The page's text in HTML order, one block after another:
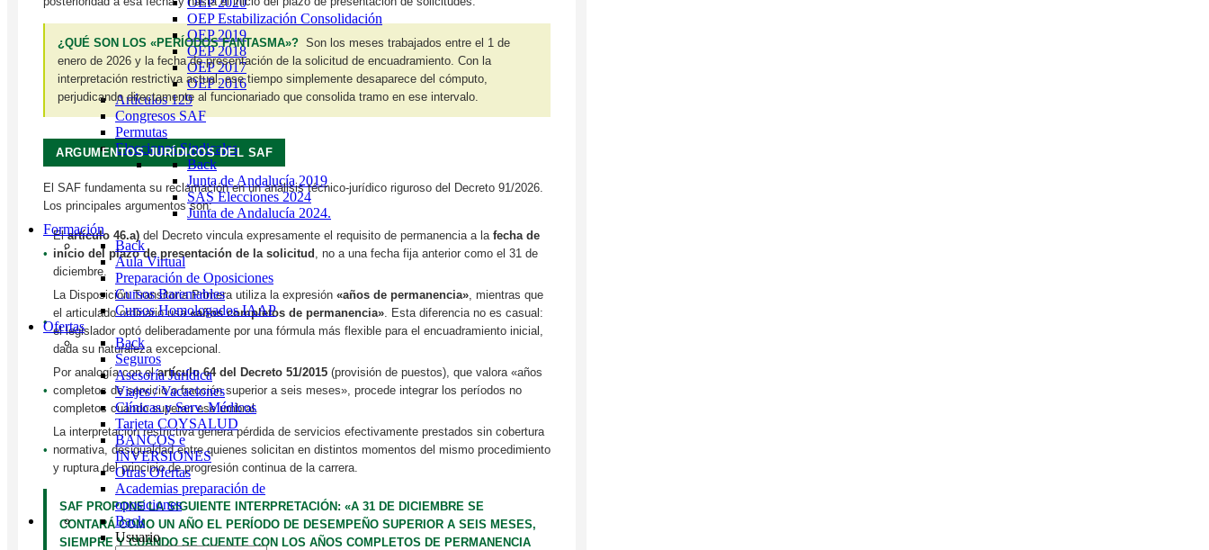
OEP Estabilización Consolidación
OEP 2019
OEP 2018
OEP 2017
OEP 2016
Artículos 129
Congresos SAF
Permutas
Elecciones Sindicales
Back
Junta de Andalucía 2019
SAS Elecciones 2024
Junta de Andalucía 2024.
Formación
Back
Aula Virtual
Preparación de Oposiciones
Cursos Baremables
Cursos Homologados IAAP
Ofertas
Back
Seguros
Asesoría Jurídica
Viajes / Vacaciones
Clínicas y Serv. Médicos
Tarjeta COYSALUD
BANCOS e
INVERSIONES
Otras Ofertas
Academias preparación de
oposiciones
Back
Usuario
¿QUÉ SON LOS «PERÍODOS FANTASMA»? Son los meses trabajados entre el 1 de
enero de 2026 y la fecha de presentación de la solicitud de encuadramiento. Con la
interpretación restrictiva actual, ese tiempo simplemente desaparece del cómputo,
perjudicando directamente al funcionariado que consolida tramo en ese intervalo.
ARGUMENTOS JURÍDICOS DEL SAF
El SAF fundamenta su reclamación en un análisis técnico-jurídico riguroso del Decreto 91/2026.
Los principales argumentos son:
•
Elartículo 46.a) del Decreto vincula expresamente el requisito de permanencia a la fecha de
inicio del plazo de presentación de la solicitud
, no a una fecha fija anterior como el 31 de
diciembre.
•
La Disposición Transitoria Primera utiliza la expresión «años de permanencia» , mientras que
el articulado ordinario usa«años completos de permanencia» . Esta diferencia no es casual:
el legislador optó deliberadamente por una fórmula más flexible para el encuadramiento inicial,
dada su naturaleza excepcional.
•
Por analogía con elartículo 64 del Decreto 51/2015 (provisión de puestos), que valora «años
completos de servicio o fracción superior a seis meses», procede integrar los períodos no
completos cuando superan ese umbral.
•
La interpretación restrictiva genera pérdida de servicios efectivamente prestados sin cobertura
normativa, desigualdad entre quienes solicitan en distintos momentos del mismo procedimiento
y ruptura del principio de progresión continua de la carrera.
SAF PROPONE LA SIGUIENTE INTERPRETACIÓN: «A 31 DE DICIEMBRE SE
CONTARÁ COMO UN AÑO EL PERÍODO DE DESEMPEÑO SUPERIOR A SEIS MESES,
SIEMPRE Y CUANDO SE CUENTE CON LOS AÑOS COMPLETOS DE PERMANENCIA